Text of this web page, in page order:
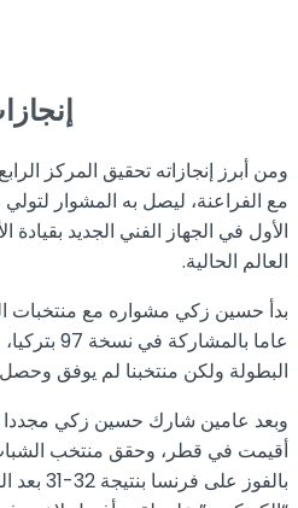
مع الفراعنة، ليصل به المشوار
الأول في الجهاز الفني الجديد بقيادة
العالم الحالية.
عاما
البطولة ولكن منتخبنا لم يوفق
أقيمت في قطر، وحقق منتخب الشباب
بالفوز